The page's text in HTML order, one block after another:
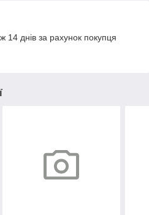
14 днів за рахунок покупця